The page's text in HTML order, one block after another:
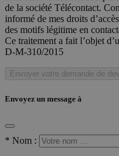
de la société Télécontact.
informé de mes droits
des motifs légitime en
Ce traitement a fait l’objet
D-M-310/2015
Envoyer votre demande de
Envoyez un message à
* Nom :